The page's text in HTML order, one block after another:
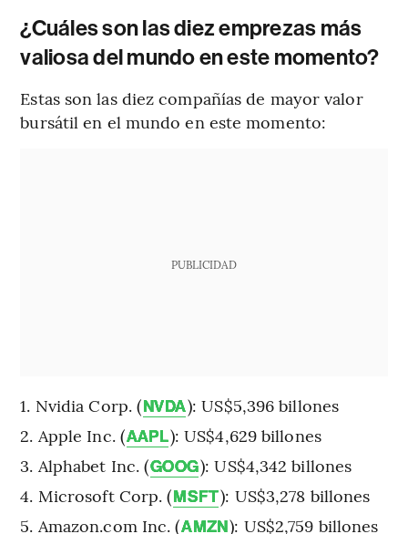
¿Cuáles son las diez emprezas más
valiosa del mundo en este momento?
Estas son las diez compañías de mayor valor
bursátil en el mundo en este momento:
PUBLICIDAD
Nvidia Corp. (NVDA): US$5,396 billones
Apple Inc. (AAPL): US$4,629 billones
Alphabet Inc. (GOOG): US$4,342 billones
Microsoft Corp. (MSFT): US$3,278 billones
Amazon.com Inc. (AMZN): US$2,759 billones